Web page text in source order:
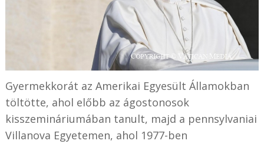
Gyermekkorát az Amerikai Egyesült Államokban
töltötte, ahol előbb az ágostonosok
kisszemináriumában tanult, majd a pennsylvaniai
Villanova Egyetemen, ahol 1977-ben